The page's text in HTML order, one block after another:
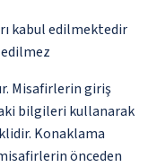
kabul edilmektedir
Misafirlerin giriş
bilgileri kullanarak
Konaklama
önceden